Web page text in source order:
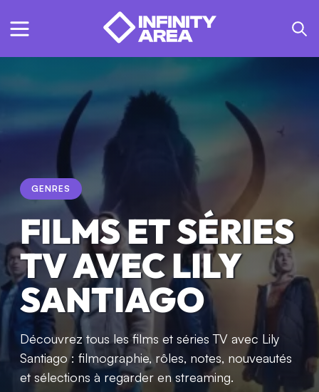
GENRES
FILMS ET SÉRIES
TV AVEC LILY
SANTIAGO
Découvrez tous les films et séries TV avec Lily
Santiago : filmographie, rôles, notes, nouveautés
et sélections à regarder en streaming.